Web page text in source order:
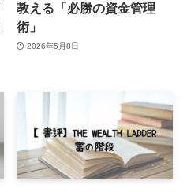
教える「必勝の資金管理
術」
2026年5月8日